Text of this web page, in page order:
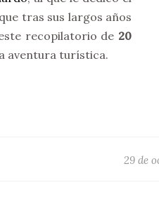
tras sus largos años
recopilatorio de 20
aventura turística.
29 de